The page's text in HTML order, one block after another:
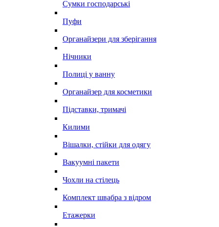
Сумки господарські
Пуфи
Органайзери для зберігання
Нічники
Полиці у ванну
Органайзер для косметики
Підставки, тримачі
Килими
Вішалки, стійки для одягу
Вакуумні пакети
Чохли на стілець
Комплект швабра з відром
Етажерки